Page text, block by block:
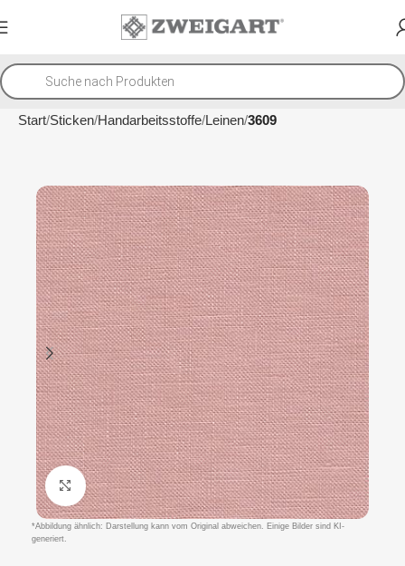
Start Sticken Handarbeitsstoffe Leinen 3609
Klicken um zu vergrößern
*Abbildung ähnlich: Darstellung kann vom Original abweichen. Einige Bilder sind KI-
generiert.